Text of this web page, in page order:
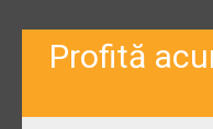
Profită